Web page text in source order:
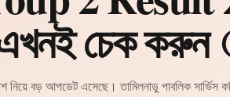
চেক করুন
এসেছে। তামিলনাড়ু পাবলিক সার্ভিস কমিশন